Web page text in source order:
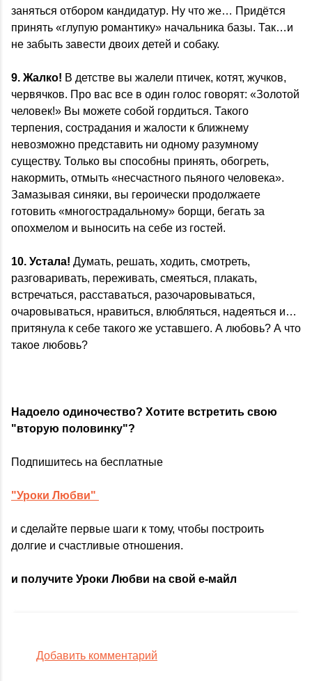
заняться отбором кандидатур. Ну что же… Придётся
принять «глупую романтику» начальника базы. Так…и
не забыть завести двоих детей и собаку.
9. Жалко! В детстве вы жалели птичек, котят, жучков,
червячков. Про вас все в один голос говорят: «Золотой
человек!» Вы можете собой гордиться. Такого
терпения, сострадания и жалости к ближнему
невозможно представить ни одному разумному
существу. Только вы способны принять, обогреть,
накормить, отмыть «несчастного пьяного человека».
Замазывая синяки, вы героически продолжаете
готовить «многострадальному» борщи, бегать за
опохмелом и выносить на себе из гостей.
10. Устала! Думать, решать, ходить, смотреть,
разговаривать, переживать, смеяться, плакать,
встречаться, расставаться, разочаровываться,
очаровываться, нравиться, влюбляться, надеяться и…
притянула к себе такого же уставшего. А любовь? А что
такое любовь?
Надоело одиночество? Хотите встретить свою
"вторую половинку"?
Подпишитесь на бесплатные
"Уроки Любви"
и сделайте первые шаги к тому, чтобы построить
долгие и счастливые отношения.
и получите Уроки Любви на свой е-майл
Добавить комментарий